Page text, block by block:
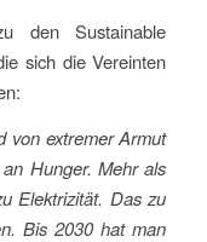
den Sustainable
sich die Vereinten
von extremer Armut
Hunger. Mehr als
Elektrizität. Das zu
Bis 2030 hat man